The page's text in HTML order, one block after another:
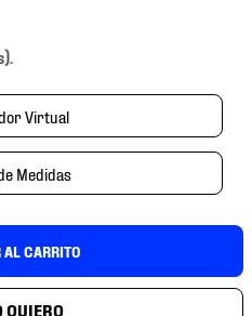
Virtual
Medidas
AL CARRITO